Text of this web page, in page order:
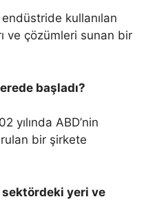
kullanılan
ve çözümleri sunan bir
başladı?
yılında ABD’nin
bir şirkete
sektördeki yeri ve